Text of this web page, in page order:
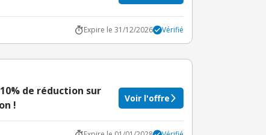
Expire le 31/12/2026 Vérifié
de réduction sur
!
Voir l'offre